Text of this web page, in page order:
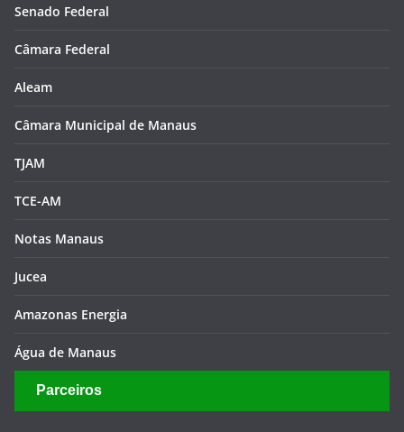
Senado Federal
Câmara Federal
Aleam
Câmara Municipal de Manaus
TJAM
TCE-AM
Notas Manaus
Jucea
Amazonas Energia
Água de Manaus
Parceiros